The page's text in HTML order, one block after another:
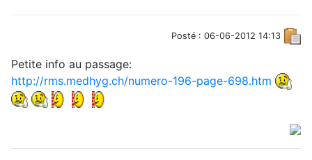
Posté : 06-06-2012 14:13
Petite info au passage:
http://rms.medhyg.ch/numero-196-page-698.htm